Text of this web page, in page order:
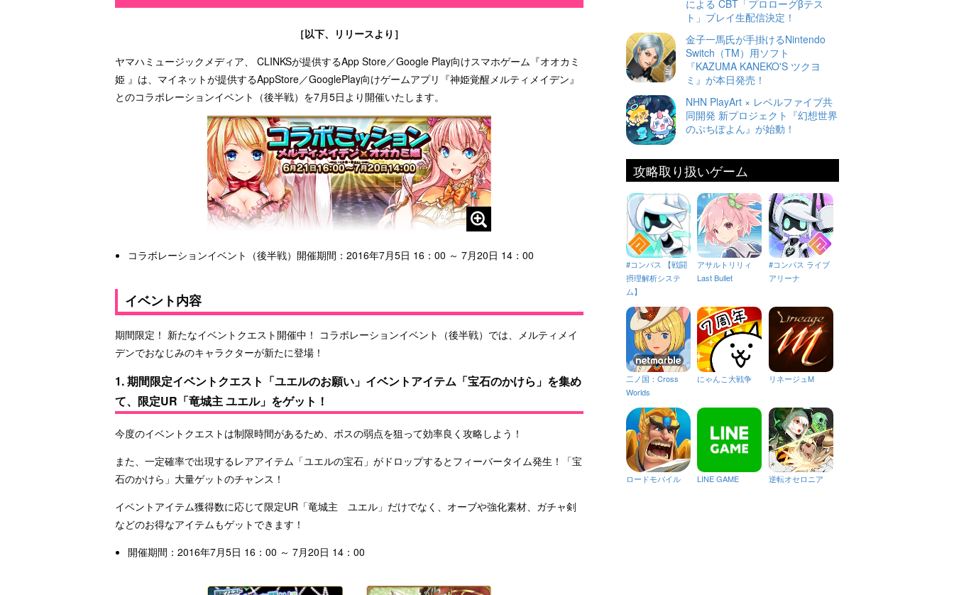
［以下、リリースより］
ヤマハミュージックメディア、 CLINKSが提供するApp Store／Google Play向けスマホゲーム『オオカミ
姫 』は、マイネットが提供するAppStore／GooglePlay向けゲームアプリ『神姫覚醒メルティメイデン』
とのコラボレーションイベント（後半戦）を7月5日より開催いたします。
コラボレーションイベント（後半戦）開催期間：2016年7月5日 16：00 ～ 7月20日 14：00
イベント内容
期間限定！ 新たなイベントクエスト開催中！ コラボレーションイベント（後半戦）では、メルティメイ
デンでおなじみのキャラクターが新たに登場！
1. 期間限定イベントクエスト「ユエルのお願い」イベントアイテム「宝石のかけら」を集め
て、限定UR「竜城主 ユエル」をゲット！
今度のイベントクエストは制限時間があるため、ボスの弱点を狙って効率良く攻略しよう！
また、一定確率で出現するレアアイテム「ユエルの宝石」がドロップするとフィーバータイム発生！「宝
石のかけら」大量ゲットのチャンス！
イベントアイテム獲得数に応じて限定UR「竜城主 ユエル」だけでなく、オーブや強化素材、ガチャ剣
などのお得なアイテムもゲットできます！
開催期間：2016年7月5日 16：00 ～ 7月20日 14：00
による CBT「プロローグβテス
ト」プレイ生配信決定！
金子一馬氏が手掛けるNintendo
Switch（TM）用ソフト
『KAZUMA KANEKO'S ツクヨ
ミ』が本日発売！
NHN PlayArt × レベルファイブ共
同開発 新プロジェクト『幻想世界
のぷちぽよん』が始動！
攻略取り扱いゲーム
#コンパス 【戦闘
摂理解析システ
ム】
アサルトリリィ
Last Bullet
#コンパス ライブ
アリーナ
二ノ国：Cross
Worlds
にゃんこ大戦争 リネージュM
ロードモバイル LINE GAME 逆転オセロニア